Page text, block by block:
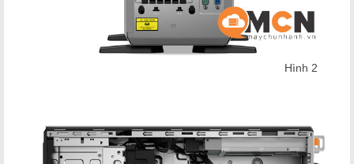
Hình 2